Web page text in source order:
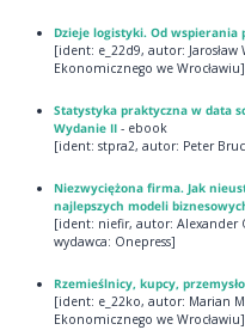
Dzieje logistyki. Od wspierania
[ident: e_22d9, autor:
Ekonomicznego we Wrocławiu]
Statystyka praktyczna w data
Wydanie II - ebook
[ident: stpra2, autor: Peter
Niezwyciężona firma. Jak
najlepszych modeli
[ident: niefir, autor: Alexander
wydawca: Onepress]
Rzemieślnicy, kupcy,
[ident: e_22ko, autor: Marian
Ekonomicznego we Wrocławiu]